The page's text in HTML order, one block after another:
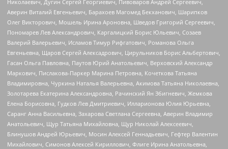
Николаевич, Дугин Сергей Георгиевич, Пивоваров Андрей Сергеевич,
Аверин Виталий Евгеньевич, Барахоев Магомед Бекханович, Шарипков
Олег Викторович, Мошель Ирина Ароновна, Шведов Григорий Сергеевич,
Пономарев Лев Александрович, Каргалицкий Борис Юльевич, Созаев
Валерий Валерьевич, Исламов Тимур Рифгатович, Романова Ольга
Евгеньевна, Щаров Сергей Алексадрович, Цирульников Борис Альбертович,
Гасан Ольга Павловна, Паутов Юрий Анатольевич, Верховский Александр
Маркович, Пислакова-Паркер Марина Петровна, Кочеткова Татьяна
Владимировна, Чуркина Наталья Валерьевна, Акимова Татьяна Николаевна,
Золотарева Екатерина Александровна, Рачинский Ян Збигневич, Жемкова
Елена Борисовна, Гудков Лев Дмитриевич, Илларионова Юлия Юрьевна,
Саранг Анна Васильевна, Захарова Светлана Сергеевна, Аверин Владимир
Анатольевич, Щур Татьяна Михайловна, Щур Николай Алексеевич,
Блинушов Андрей Юрьевич, Мосин Алексей Геннадьевич, Гефтер Валентин
Михайлович, Симонов Алексей Кириллович, Флиге Ирина Анатольевна,